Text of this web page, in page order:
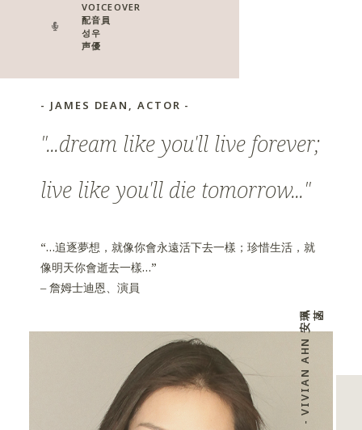
VOICEOVER
配音員
성우
声優
- JAMES DEAN, ACTOR -
"...dream like you'll live forever;
live like you'll die tomorrow..."
“…追逐夢想，就像你會永遠活下去一樣；珍惜生活，就
像明天你會逝去一樣…”
– 詹姆士迪恩、演員
-
V
I
V
I
A
N
A
H
N
安珮菡